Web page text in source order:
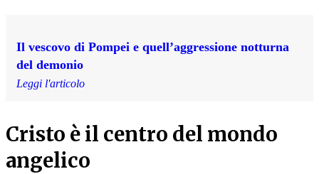
Il vescovo di Pompei e quell’aggressione notturna
del demonio
Leggi l'articolo
Cristo è il centro del mondo
angelico